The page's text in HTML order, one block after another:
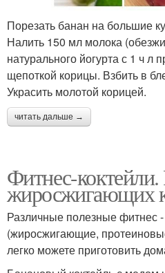
Порезать банан на большие
Налить 150 мл молока
натурального йогурта с 1 ч л
щепоткой корицы. Взбить в
Украсить молотой корицей.
читать дальше →
Фитнес-
жиросжигающих
Различные полезные фитнес -
(жиросжигающие,
легко можете приготовить